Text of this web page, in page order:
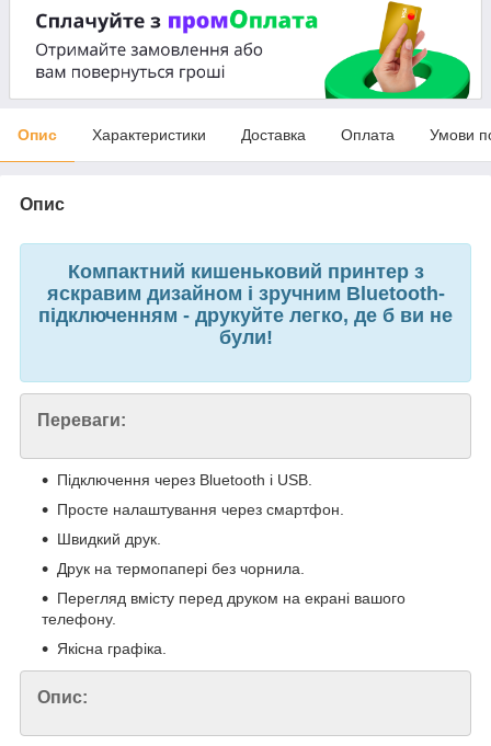
Опис Характеристики Доставка Оплата Умови
Опис
Компактний кишеньковий принтер з
яскравим дизайном і зручним Bluetooth-
підключенням - друкуйте легко, де б ви не
були!
Переваги:
Підключення через Bluetooth і USB.
Просте налаштування через смартфон.
Швидкий друк.
Друк на термопапері без чорнила.
Перегляд вмісту перед друком на екрані вашого
телефону.
Якісна графіка.
Опис: